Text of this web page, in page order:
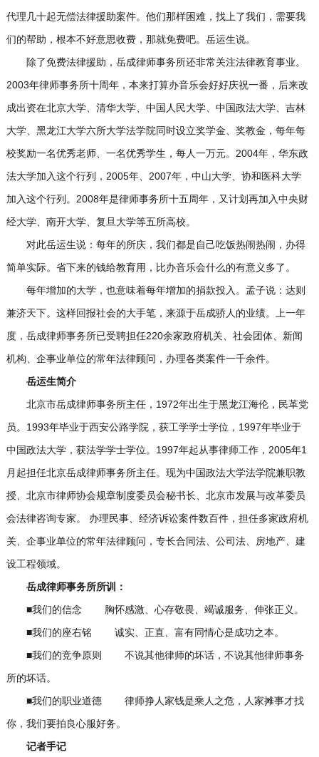
代理几十起无偿法律援助案件。他们那样困难，找上了我们，需要我
们的帮助，根本不好意思收费，那就免费吧。岳运生说。
除了免费法律援助，岳成律师事务所还非常关注法律教育事业。
2003年律师事务所十周年，本来打算办音乐会好好庆祝一番，后来改
成出资在北京大学、清华大学、中国人民大学、中国政法大学、吉林
大学、黑龙江大学六所大学法学院同时设立奖学金、奖教金，每年每
校奖励一名优秀老师、一名优秀学生，每人一万元。2004年，华东政
法大学加入这个行列，2005年、2007年，中山大学、协和医科大学
加入这个行列。2008年是律师事务所十五周年，又计划再加入中央财
经大学、南开大学、复旦大学等五所高校。
对此岳运生说：每年的所庆，我们都是自己吃饭热闹热闹，办得
简单实际。省下来的钱给教育用，比办音乐会什么的有意义多了。
每年增加的大学，也意味着每年增加的捐款投入。孟子说：达则
兼济天下。这样回报社会的大手笔，来源于岳成骄人的业绩。上一年
度，岳成律师事务所已受聘担任220余家政府机关、社会团体、新闻
机构、企事业单位的常年法律顾问，办理各类案件一千余件。
岳运生简介
北京市岳成律师事务所主任，1972年出生于黑龙江海伦，民革党
员。1993年毕业于西安公路学院，获工学学士学位，1997年毕业于
中国政法大学，获法学学士学位。1997年起从事律师工作，2005年1
月起担任北京岳成律师事务所主任。现为中国政法大学法学院兼职教
授、北京市律师协会规章制度委员会秘书长、北京市发展与改革委员
会法律咨询专家。 办理民事、经济诉讼案件数百件，担任多家政府机
关、企事业单位的常年法律顾问，专长合同法、公司法、房地产、建
设工程领域。
岳成律师事务所所训：
■我们的信念 胸怀感激、心存敬畏、竭诚服务、伸张正义。
■我们的座右铭 诚实、正直、富有同情心是成功之本。
■我们的竞争原则 不说其他律师的坏话，不说其他律师事务
所的坏话。
■我们的职业道德 律师挣人家钱是乘人之危，人家摊事才找
你，我们要拍良心服好务。
记者手记